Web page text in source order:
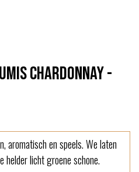
Chardonnay -
aromatisch en speels. We laten
helder licht groene schone.